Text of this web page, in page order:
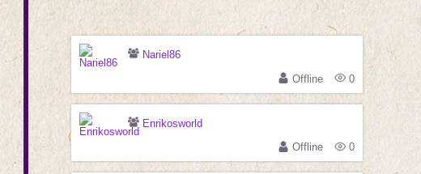
Nariel86
Offline
0
Enrikosworld
Offline
0